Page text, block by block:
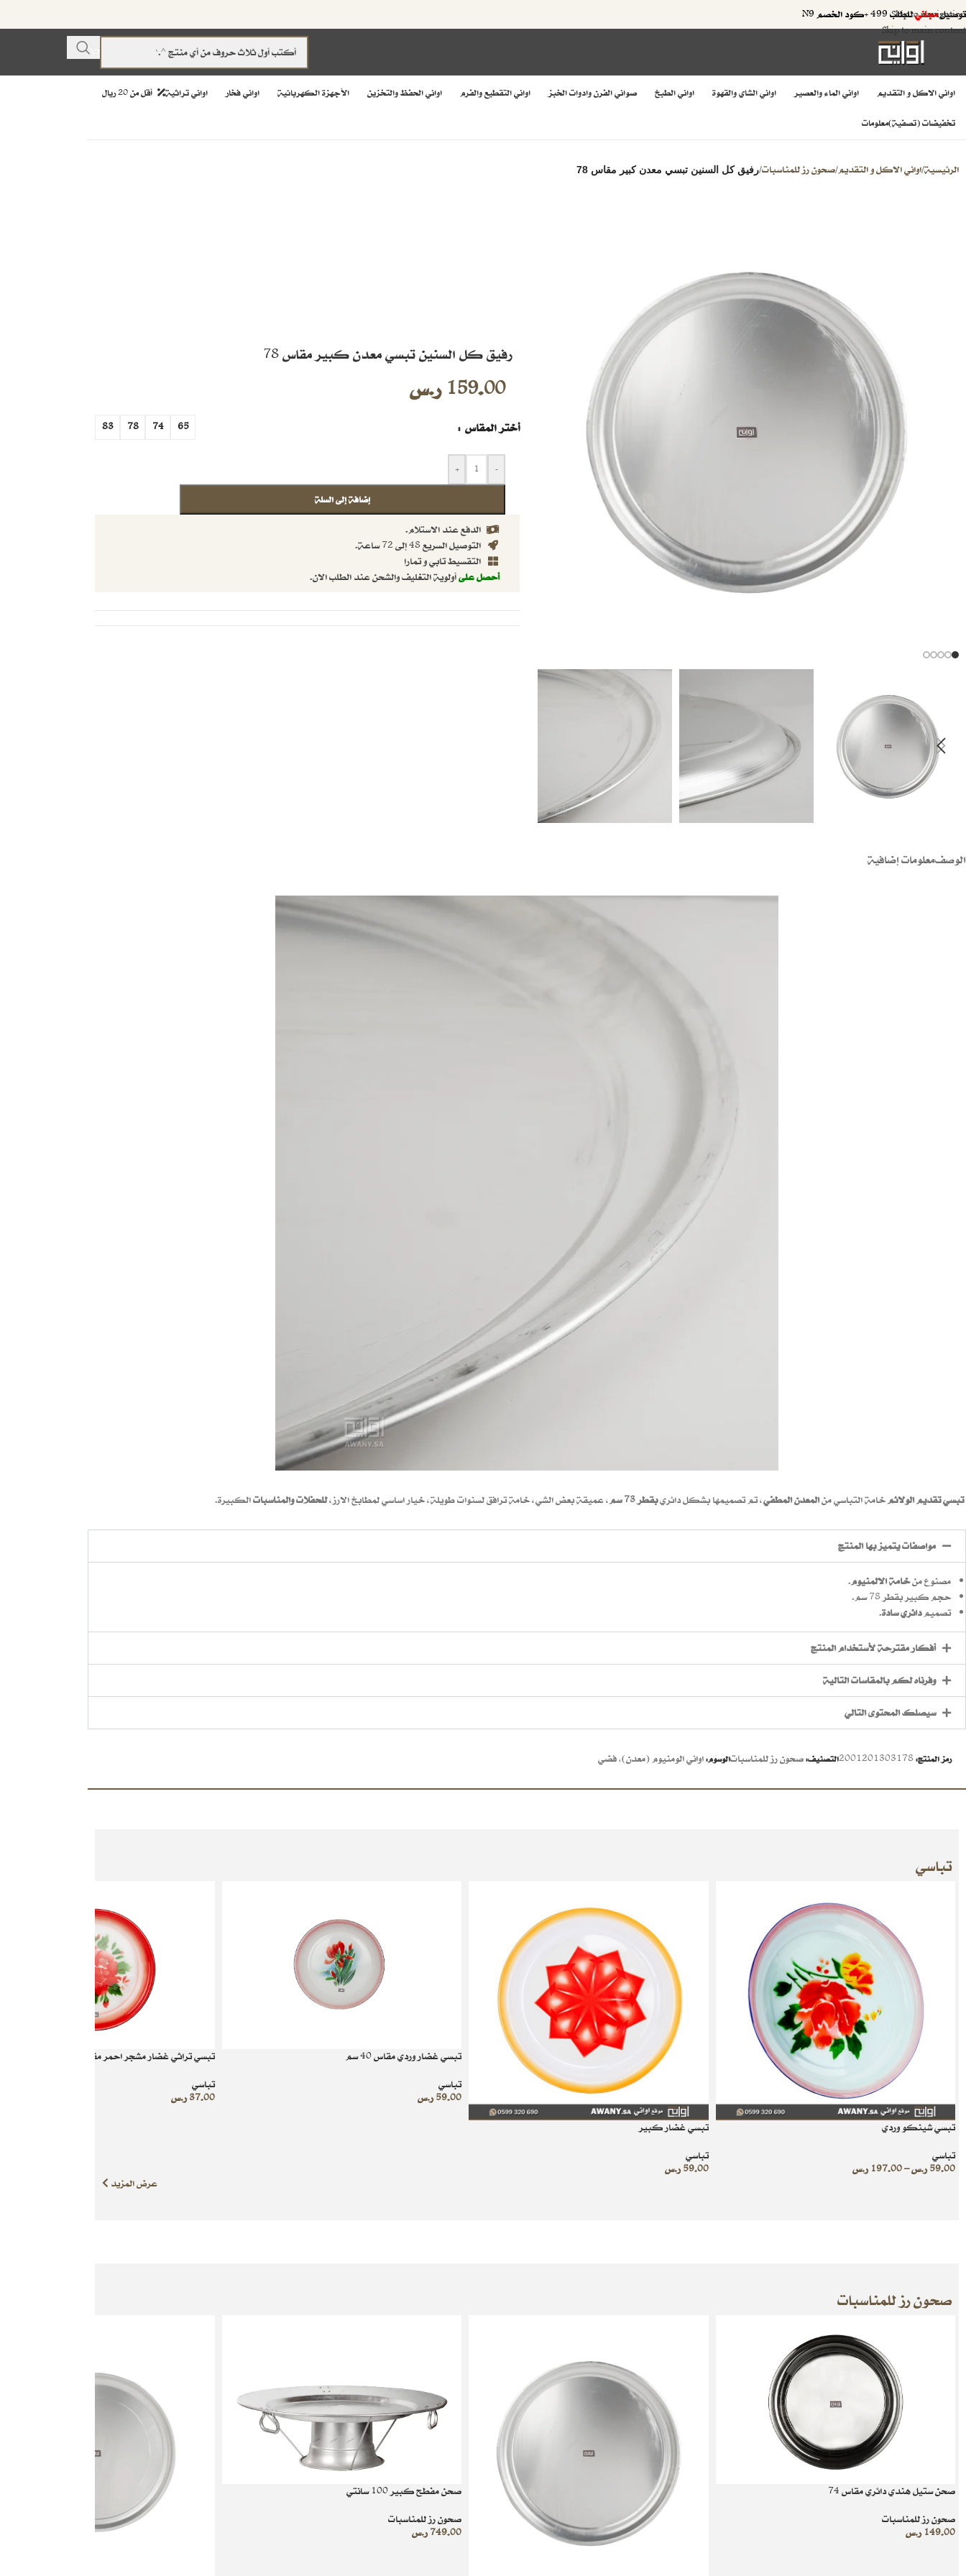
Skip to navigation
Skip to main content
توصيلمجانيللطلب 499 +كود الخصم N9
اواني الاكل و التقديم اواني الماء والعصير اواني الشاي والقهوة اواني الطبخ صواني الفرن وادوات الخبز اواني التقطيع والفرم اواني الحفظ والتخزين الأجهزة الكهربائية اواني فخار اواني تراثية أقل من 20 ريال
تخفيضات (تصفية)معلومات
الرئيسية/اواني الاكل و التقديم/صحون رز للمناسبات/رفيق كل السنين تبسي معدن كبير مقاس 78
رفيق كل السنين تبسي معدن كبير مقاس 78
159.00 ر.س
أختر المقاس 65
74
78
83
-
+
إضافة إلى السلة
الدفع عند الاستلام.
التوصيل السريع 48 إلى 72 ساعة.
التقسيط تابي و تمارا
أحصل علىأولوية التغليف والشحن عند الطلب الان.
الوصفمعلومات إضافية
تبسي تقديم الولائمخامة التباسي منالمعدن المطفي، تم تصميمها بشكل دائريبقطر 73 سم ، عميقة بعض الشي، خامة ترافق لسنوات طويلة، خيار اساسي لمطابخ الارز،للحفلات والمناسباتالكبيرة.
مواصفات يتميز بها المنتج
مصنوع منخامة الالمنيوم.
حجم كبير بقطر 78 سم.
تصميمدائري سادة.
أفكار مقترحة لأستخدام المنتج
وفرناه لكم بالمقاسات التالية
سيصلك المحتوى التالي
رمز المنتج:2001201303178التصنيف:صحون رز للمناسباتالوسوم:اواني الومنيوم (معدن),فضي
تباسي
تبسي شينكو وردي
تباسي
59.00ر.س–
197.00 ر.س
تبسي غضار كبير
تباسي
59.00 ر.س
تبسي غضار وردي مقاس 40 سم
تباسي
59.00ر.س
تبسي تراثي غضار مشجر احمر مقاس 35
تباسي
37.00 ر.س
عرض المزيد
صحون رز للمناسبات
صحن ستيل هندي دائري مقاس 74
صحون رز للمناسبات
149.00 ر.س
صحن مفطح كبير 100 سانتي
صحون رز للمناسبات
749.00ر.س